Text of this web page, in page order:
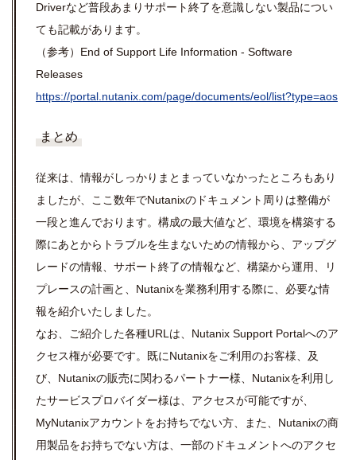
Driverなど普段あまりサポート終了を意識しない製品につい
ても記載があります。
（参考）End of Support Life Information - Software
Releases
https://portal.nutanix.com/page/documents/eol/list?type=aos
まとめ
従来は、情報がしっかりまとまっていなかったところもあり
ましたが、ここ数年でNutanixのドキュメント周りは整備が
一段と進んでおります。構成の最大値など、環境を構築する
際にあとからトラブルを生まないための情報から、アップグ
レードの情報、サポート終了の情報など、構築から運用、リ
プレースの計画と、Nutanixを業務利用する際に、必要な情
報を紹介いたしました。
なお、ご紹介した各種URLは、Nutanix Support Portalへのア
クセス権が必要です。既にNutanixをご利用のお客様、及
び、Nutanixの販売に関わるパートナー様、Nutanixを利用し
たサービスプロバイダー様は、アクセスが可能ですが、
MyNutanixアカウントをお持ちでない方、また、Nutanixの商
用製品をお持ちでない方は、一部のドキュメントへのアクセ